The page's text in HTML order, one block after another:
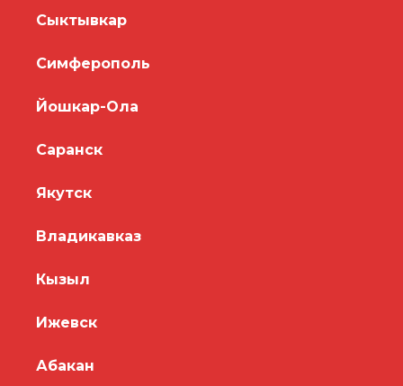
Сыктывкар
Симферополь
Йошкар-Ола
Саранск
Якутск
Владикавказ
Кызыл
Ижевск
Абакан